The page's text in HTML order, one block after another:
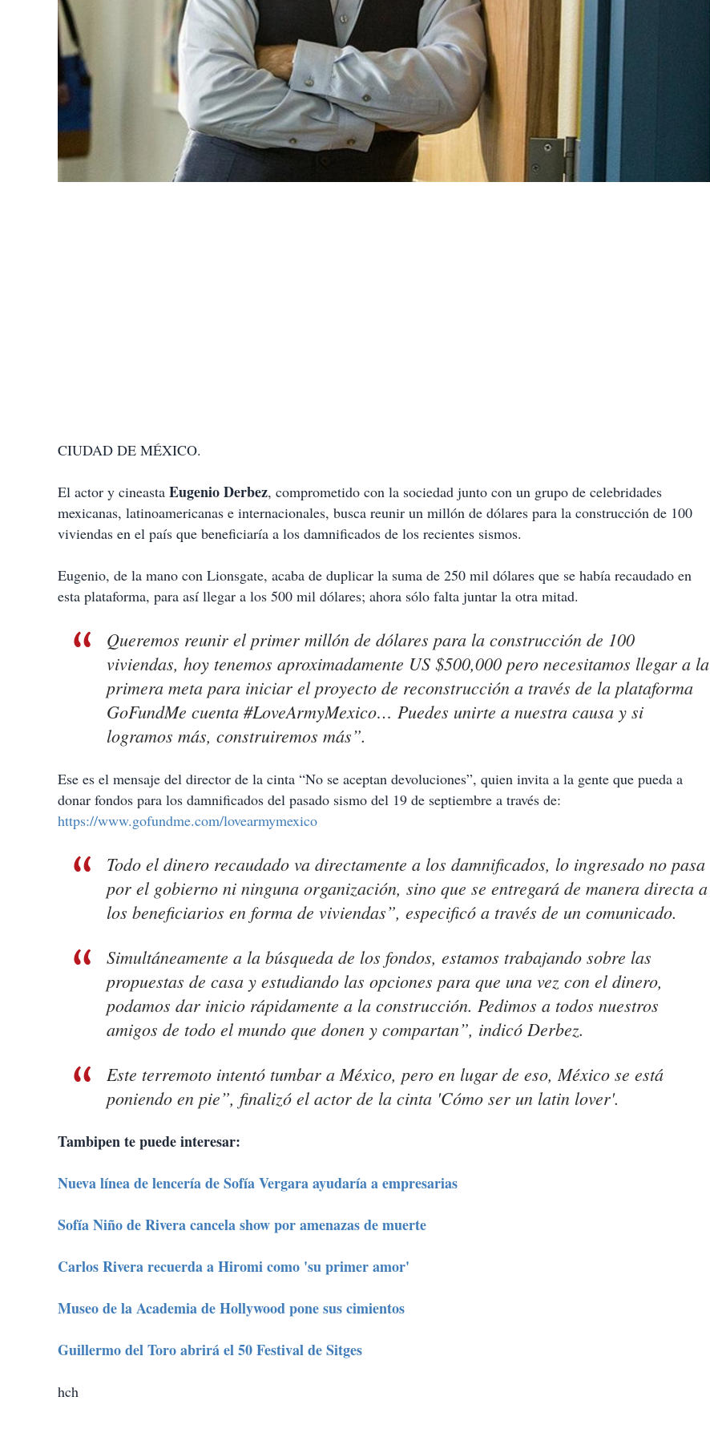
CIUDAD DE MÉXICO.
El actor y cineasta Eugenio Derbez, comprometido con la sociedad junto con un grupo de celebridades
mexicanas, latinoamericanas e internacionales, busca reunir un millón de dólares para la construcción de 100
viviendas en el país que beneficiaría a los damnificados de los recientes sismos.
Eugenio, de la mano con Lionsgate, acaba de duplicar la suma de 250 mil dólares que se había recaudado en
esta plataforma, para así llegar a los 500 mil dólares; ahora sólo falta juntar la otra mitad.
Queremos reunir el primer millón de dólares para la construcción de 100
viviendas, hoy tenemos aproximadamente US $500,000 pero necesitamos llegar a la
primera meta para iniciar el proyecto de reconstrucción a través de la plataforma
GoFundMe cuenta #LoveArmyMexico… Puedes unirte a nuestra causa y si
logramos más, construiremos más”.
Ese es el mensaje del director de la cinta “No se aceptan devoluciones”, quien invita a la gente que pueda a
donar fondos para los damnificados del pasado sismo del 19 de septiembre a través de:
https://www.gofundme.com/lovearmymexico
Todo el dinero recaudado va directamente a los damnificados, lo ingresado no pasa
por el gobierno ni ninguna organización, sino que se entregará de manera directa a
los beneficiarios en forma de viviendas”, especificó a través de un comunicado.
Simultáneamente a la búsqueda de los fondos, estamos trabajando sobre las
propuestas de casa y estudiando las opciones para que una vez con el dinero,
podamos dar inicio rápidamente a la construcción. Pedimos a todos nuestros
amigos de todo el mundo que donen y compartan”, indicó Derbez.
Este terremoto intentó tumbar a México, pero en lugar de eso, México se está
poniendo en pie”, finalizó el actor de la cinta 'Cómo ser un latin lover'.
Tambipen te puede interesar:
Nueva línea de lencería de Sofía Vergara ayudaría a empresarias
Sofía Niño de Rivera cancela show por amenazas de muerte
Carlos Rivera recuerda a Hiromi como 'su primer amor'
Museo de la Academia de Hollywood pone sus cimientos
Guillermo del Toro abrirá el 50 Festival de Sitges
hch